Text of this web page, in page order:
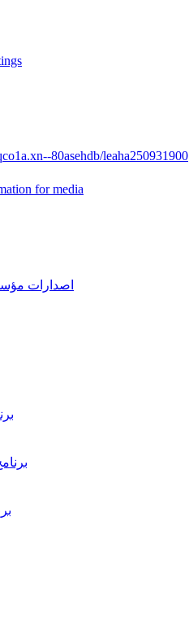
80asehdb/leaha250931900
for media
اصدارات